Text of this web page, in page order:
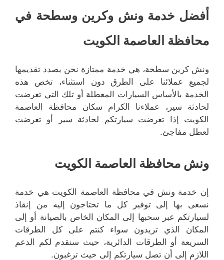
أفضل خدمة ونش وكرين وسطحة في
محافظة العاصمة الكويت
ونش كرين سطحة، هي خدمة ممتازة نحن بصدد تقديمها
لجميع عملائنا على الطرق دون استثناء، تخص هذه
الخدمة بالأساس السيارات المعطلة أو تلك التي تعرضت
لحادثة سير، عملاءنا الكرام سكان محافظة العاصمة
الكويت إذا تعرضت سيارتكم لحادثة سير أو تعرضت
لعطل مفاجئ.
ونش محافظة العاصمة الكويت
إن خدمة ونش في محافظة العاصمة الكويت هي خدمة
نسعى بها إلى توفير كل ما تحتاجون إليه من إنقاذ
لسيارتكم عبر سحبها إلى المكان الخاص بالصيانة أو إلى
المكان الذي تريدون سواء كنتم على كل الطرقات
السريعة أو الطرقات الدائرية، حيث سنقدم لكم الدعم
اللازم إلى أن تصل سيارتكم إلى حيث ترغبون.